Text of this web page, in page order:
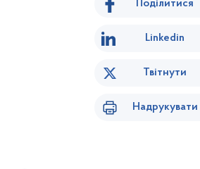
Поділитися
Linkedin
Твітнути
Надрукувати